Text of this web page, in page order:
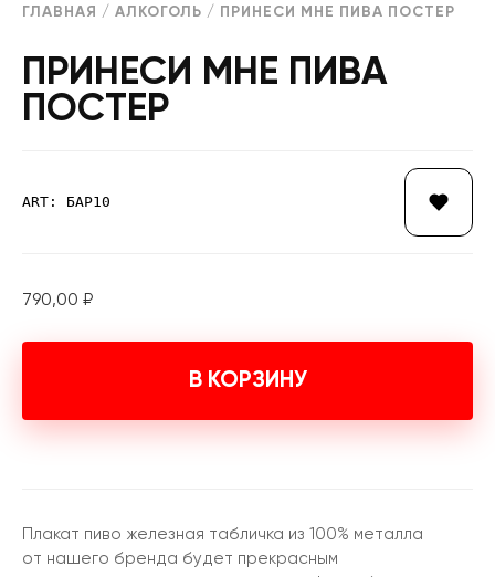
ГЛАВНАЯ / АЛКОГОЛЬ / ПРИНЕСИ МНЕ ПИВА ПОСТЕР
ПРИНЕСИ МНЕ ПИВА
ПОСТЕР
ART: БАР10
790,00 ₽
В КОРЗИНУ
Плакат пиво железная табличка из 100% металла
от нашего бренда будет прекрасным